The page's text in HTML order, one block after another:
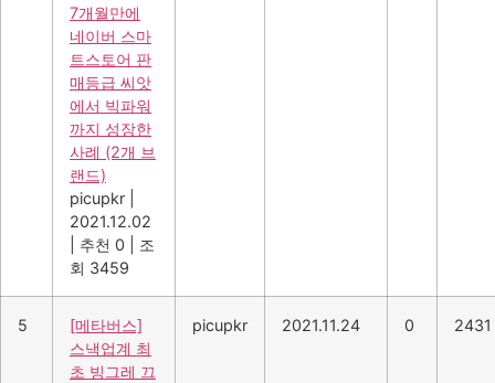
7개월만에
네이버 스마
트스토어 판
매등급 씨앗
에서 빅파워
까지 성장한
사례 (2개 브
랜드)
picupkr
2021.12.02
추천 0
조
회 3459
5
[메타버스]
스낵업계 최
초 빙그레 끄
picupkr 2021.11.24 0 2431